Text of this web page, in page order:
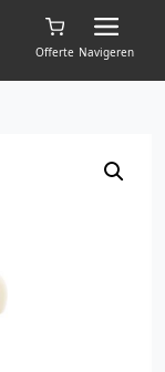
Offerte Navigeren